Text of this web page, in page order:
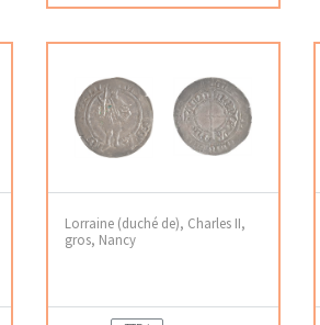
Lorraine (duché de), Charles II,
gros, Nancy